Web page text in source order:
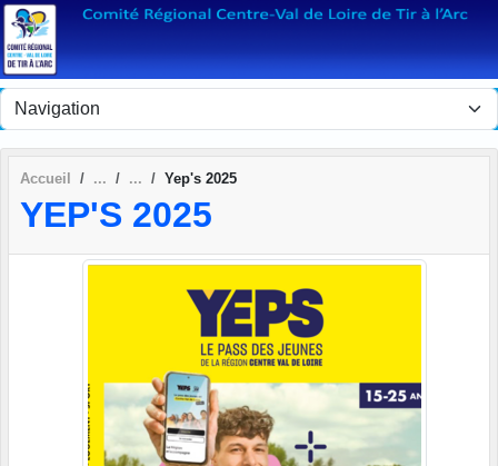
Accueil Yep's 2025
YEP'S 2025
Panneau de gestion des cookies